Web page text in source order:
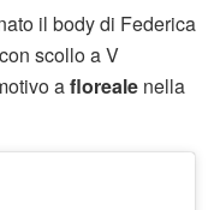
il body di Federica
scollo a V
afloreale nella